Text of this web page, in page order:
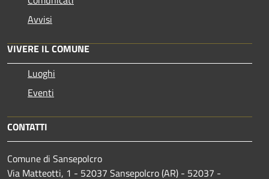
Avvisi
VIVERE IL COMUNE
Luoghi
Eventi
CONTATTI
Comune di Sansepolcro
Via Matteotti, 1 - 52037 Sansepolcro (AR) - 52037 -